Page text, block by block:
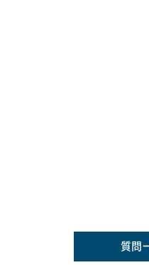
質問